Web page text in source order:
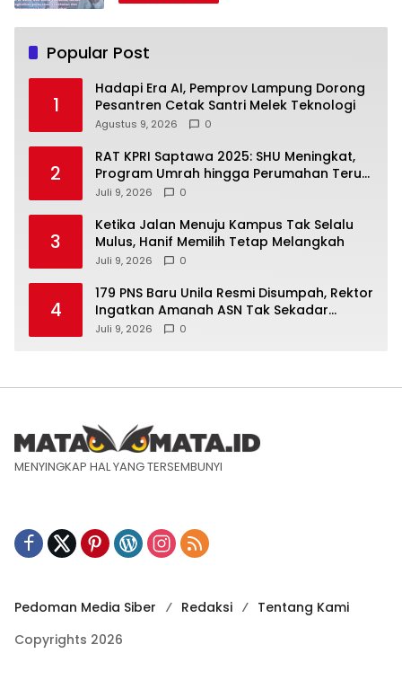
Popular Post
1
Hadapi Era AI, Pemprov Lampung Dorong
Pesantren Cetak Santri Melek Teknologi
Agustus 9, 2026 0
2
RAT KPRI Saptawa 2025: SHU Meningkat,
Program Umrah hingga Perumahan Terus
Dikembangkan
Juli 9, 2026 0
3
Ketika Jalan Menuju Kampus Tak Selalu
Mulus, Hanif Memilih Tetap Melangkah
Juli 9, 2026 0
4
179 PNS Baru Unila Resmi Disumpah, Rektor
Ingatkan Amanah ASN Tak Sekadar
Formalitas
Juli 9, 2026 0
MENYINGKAP HAL YANG TERSEMBUNYI
Pedoman Media Siber Redaksi
Tentang Kami
Copyrights 2026